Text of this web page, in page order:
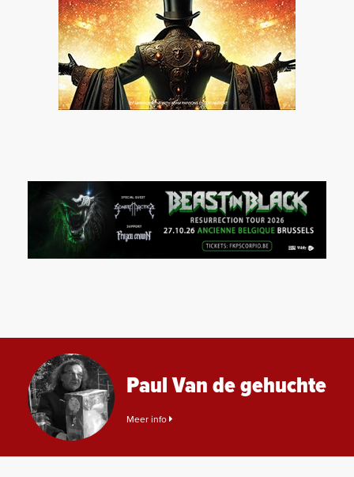
Paul Van de gehuchte
Meer info